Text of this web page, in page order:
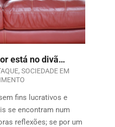
está no divã…
, SOCIEDADE EM
fins lucrativos e
se encontram num
reflexões; se por um